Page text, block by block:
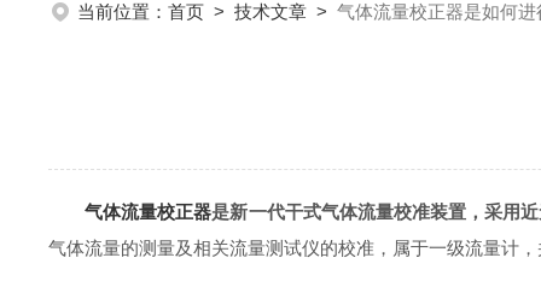
当前位置： 首页 > 技术文章 > 气体流量校正器是如何
气体流量校正器是新一代干式气体流量校准装置，采用
气体流量的测量及相关流量测试仪的校准，属于一级流量计